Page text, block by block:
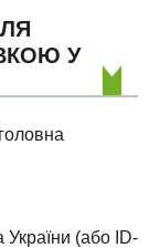
У
України (або ID-